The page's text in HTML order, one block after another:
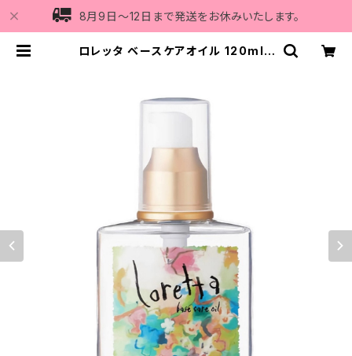
8月9日〜12日まで発送をお休みいたします。
ロレッタ ベースケアオイル 120ml |